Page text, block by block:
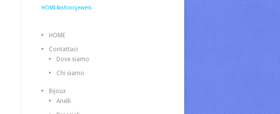
HOMI-fashionjewels
HOME
Contattaci
Dove siamo
Chi siamo
Bijoux
Anelli